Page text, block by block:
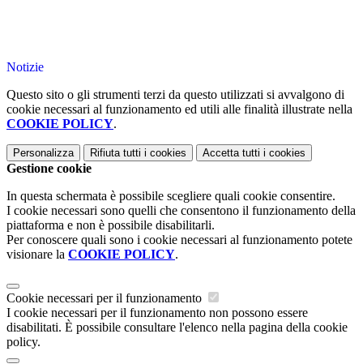
Notizie
Questo sito o gli strumenti terzi da questo utilizzati si avvalgono di
cookie necessari al funzionamento ed utili alle finalità illustrate nella
COOKIE POLICY.
Personalizza Rifiuta tutti i cookies Accetta tutti i cookies
Gestione cookie
In questa schermata è possibile scegliere quali cookie consentire.
I cookie necessari sono quelli che consentono il funzionamento della
piattaforma e non è possibile disabilitarli.
Per conoscere quali sono i cookie necessari al funzionamento potete
visionare la COOKIE POLICY.
Cookie necessari per il funzionamento
I cookie necessari per il funzionamento non possono essere
disabilitati. È possibile consultare l'elenco nella pagina della cookie
policy.